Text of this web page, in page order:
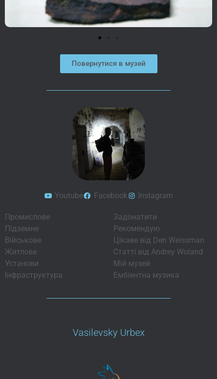
Повернутися в музей
Youtube Facebook Instagram
Промислове
Підземне
Військове
Житлове
Установи
Інфраструктура
Задонатити
Рекомендую
Цікаве від Den Weissman
Статті від Andrey Woland
Мій музей
Ембіентна музика
Vasilevsky Urbex